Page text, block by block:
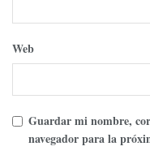
Web
Guardar mi nombre,
navegador para la